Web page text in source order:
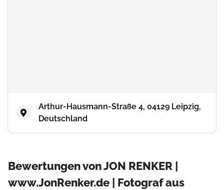
Arthur-Hausmann-Straße 4, 04129 Leipzig,
Deutschland
Bewertungen von JON RENKER |
www.JonRenker.de | Fotograf aus